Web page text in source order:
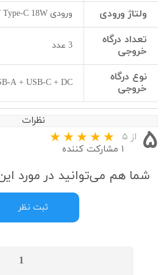
ولتاژ ورودی ورودی Micro-USB / Type-C 18W
تعداد درگاه
خروجی
3 عدد
نوع درگاه
خروجی
A + USB-C + DC
نظرات
۵ از ۵
۱ مشارکت کننده
شما هم می‌توانید در مورد
ثبت نظر
1